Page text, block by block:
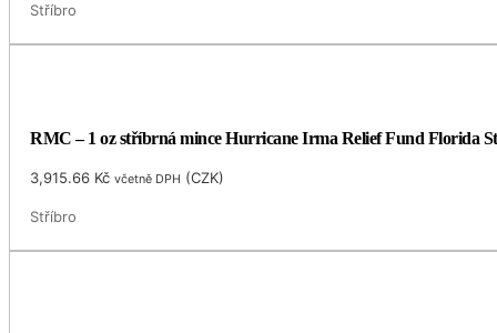
Stříbro
RMC – 1 oz stříbrná mince Hurricane Irma Relief Fund Florida
3,915.66 Kč včetně DPH (CZK)
Stříbro